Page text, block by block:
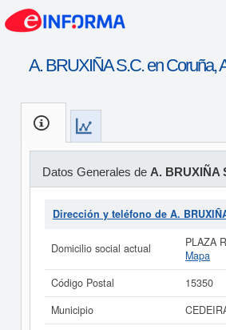
A. BRUXIÑA S.C. en Coruña,
Datos Generales de A. BRUXIÑA
Dirección y teléfono de A.
Domicilio social actual PLAZA
Mapa
Código Postal
15350
Municipio